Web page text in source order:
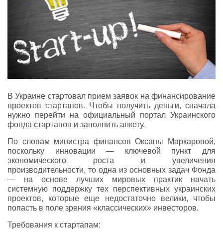
В Украине стартовал прием заявок на финансирование
проектов стартапов. Чтобы получить деньги, сначала
нужно перейти на официальный портал Украинского
фонда стартапов и заполнить анкету.
По словам министра финансов Оксаны Маркаровой,
поскольку инновации — ключевой пункт для
экономического роста и увеличения
производительности, то одна из основных задач Фонда
— на основе лучших мировых практик начать
системную поддержку тех перспективных украинских
проектов, которые еще недостаточно велики, чтобы
попасть в поле зрения «классических» инвесторов.
Требования к стартапам: